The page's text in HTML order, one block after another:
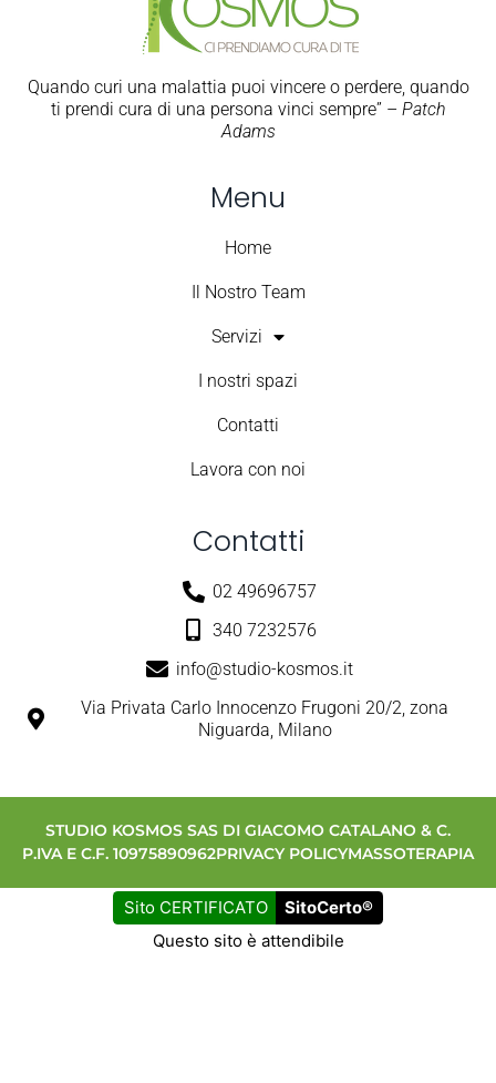
Quando curi una malattia puoi vincere o perdere, quando
ti prendi cura di una persona vinci sempre” – Patch
Adams
Menu
Home
Il Nostro Team
Servizi
I nostri spazi
Contatti
Lavora con noi
Contatti
02 49696757
340 7232576
info@studio-kosmos.it
Via Privata Carlo Innocenzo Frugoni 20/2, zona
Niguarda, Milano
STUDIO KOSMOS SAS DI GIACOMO CATALANO & C.
P.IVA E C.F. 10975890962PRIVACY POLICYMASSOTERAPIA
Sito CERTIFICATO
SitoCerto®
Questo sito è attendibile